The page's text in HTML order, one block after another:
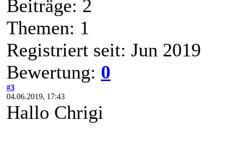
Beiträge: 2
Themen: 1
Registriert seit: Jun 2019
Bewertung: 0
#3
04.06.2019, 17:43
Hallo Chrigi